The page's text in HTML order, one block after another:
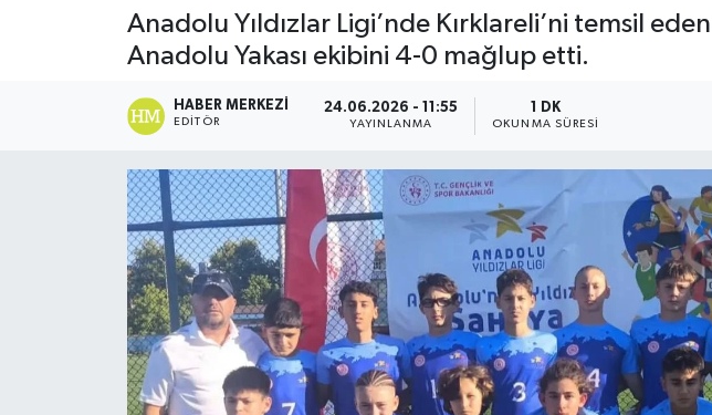
Anadolu Yıldızlar Ligi’nde Kırklareli’ni temsil
Anadolu Yakası ekibini 4-0 mağlup etti.
HABER MERKEZI
EDITÖR
24.06.2026 - 11:55
YAYINLANMA
1 DK
OKUNMA SÜRESI
Magazin
Son Dakika Haberleri